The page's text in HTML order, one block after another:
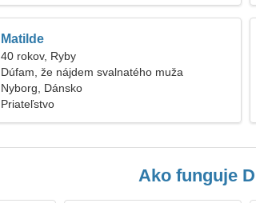
Matilde
40 rokov, Ryby
Dúfam, že nájdem svalnatého muža
Nyborg, Dánsko
Priateľstvo
Ako funguje